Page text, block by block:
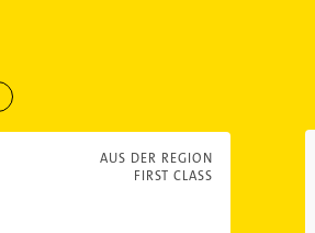
AUS DER REGION
FIRST CLASS